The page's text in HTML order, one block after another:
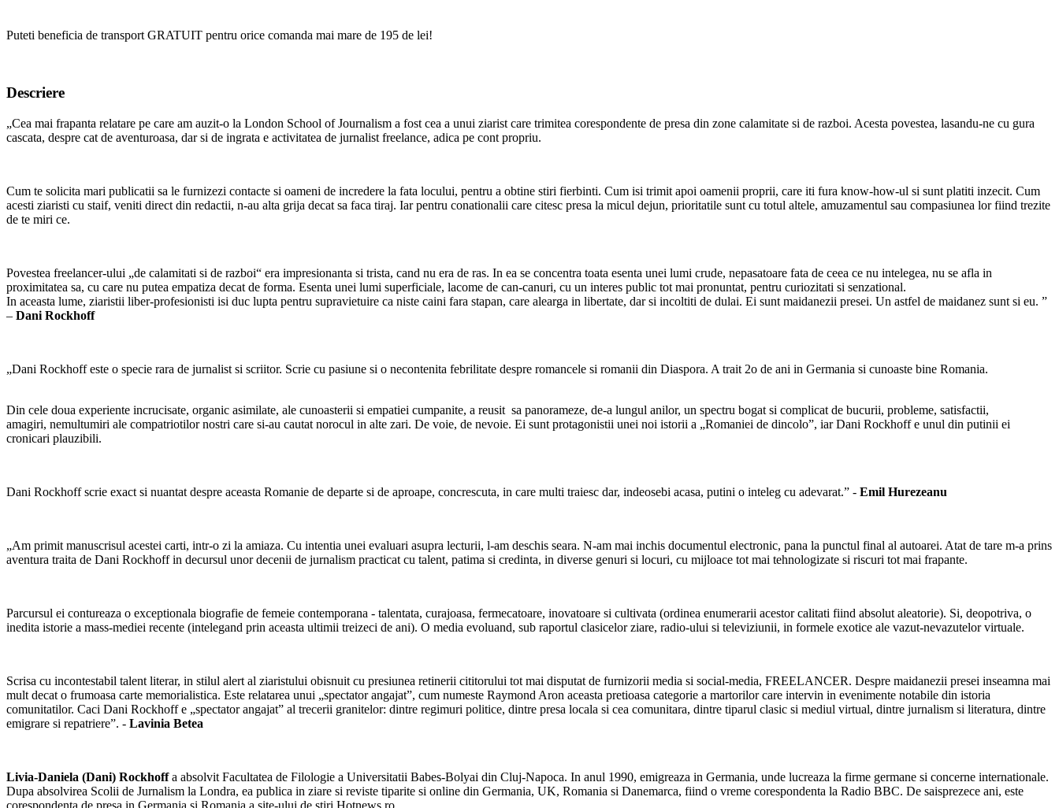
Puteti beneficia de transport GRATUIT pentru orice comanda mai mare de 195 de lei!
Descriere
„Cea mai frapanta relatare pe care am auzit-o la London School of Journalism a fost cea a unui ziarist care trimitea corespondente de presa din zone calamitate si de razboi. Acesta povestea, lasandu-ne cu gura
cascata, despre cat de aventuroasa, dar si de ingrata e activitatea de jurnalist freelance, adica pe cont propriu.
Cum te solicita mari publicatii sa le furnizezi contacte si oameni de incredere la fata locului, pentru a obtine stiri fierbinti. Cum isi trimit apoi oamenii proprii, care iti fura know-how-ul si sunt platiti inzecit. Cum
acesti ziaristi cu staif, veniti direct din redactii, n-au alta grija decat sa faca tiraj. Iar pentru conationalii care citesc presa la micul dejun, prioritatile sunt cu totul altele, amuzamentul sau compasiunea lor fiind trezite
de te miri ce.
Povestea freelancer-ului „de calamitati si de razboi“ era impresionanta si trista, cand nu era de ras. In ea se concentra toata esenta unei lumi crude, nepasatoare fata de ceea ce nu intelegea, nu se afla in
proximitatea sa, cu care nu putea empatiza decat de forma. Esenta unei lumi superficiale, lacome de can-canuri, cu un interes public tot mai pronuntat, pentru curiozitati si senzational.
In aceasta lume, ziaristii liber-profesionisti isi duc lupta pentru supravietuire ca niste caini fara stapan, care alearga in libertate, dar si incoltiti de dulai. Ei sunt maidanezii presei. Un astfel de maidanez sunt si eu. ”
– Dani Rockhoff
„Dani Rockhoff este o specie rara de jurnalist si scriitor. Scrie cu pasiune si o necontenita febrilitate despre romancele si romanii din Diaspora. A trait 2o de ani in Germania si cunoaste bine Romania.
Din cele doua experiente incrucisate, organic asimilate, ale cunoasterii si empatiei cumpanite, a reusit sa panorameze, de-a lungul anilor, un spectru bogat si complicat de bucurii, probleme, satisfactii,
amagiri, nemultumiri ale compatriotilor nostri care si-au cautat norocul in alte zari. De voie, de nevoie. Ei sunt protagonistii unei noi istorii a „Romaniei de dincolo”, iar Dani Rockhoff e unul din putinii ei
cronicari plauzibili.
Dani Rockhoff scrie exact si nuantat despre aceasta Romanie de departe si de aproape, concrescuta, in care multi traiesc dar, indeosebi acasa, putini o inteleg cu adevarat.” - Emil Hurezeanu
„Am primit manuscrisul acestei carti, intr-o zi la amiaza. Cu intentia unei evaluari asupra lecturii, l-am deschis seara. N-am mai inchis documentul electronic, pana la punctul final al autoarei. Atat de tare m-a prins
aventura traita de Dani Rockhoff in decursul unor decenii de jurnalism practicat cu talent, patima si credinta, in diverse genuri si locuri, cu mijloace tot mai tehnologizate si riscuri tot mai frapante.
Parcursul ei contureaza o exceptionala biografie de femeie contemporana - talentata, curajoasa, fermecatoare, inovatoare si cultivata (ordinea enumerarii acestor calitati fiind absolut aleatorie). Si, deopotriva, o
inedita istorie a mass-mediei recente (intelegand prin aceasta ultimii treizeci de ani). O media evoluand, sub raportul clasicelor ziare, radio-ului si televiziunii, in formele exotice ale vazut-nevazutelor virtuale.
Scrisa cu incontestabil talent literar, in stilul alert al ziaristului obisnuit cu presiunea retinerii cititorului tot mai disputat de furnizorii media si social-media, FREELANCER. Despre maidanezii presei inseamna mai
mult decat o frumoasa carte memorialistica. Este relatarea unui „spectator angajat”, cum numeste Raymond Aron aceasta pretioasa categorie a martorilor care intervin in evenimente notabile din istoria
comunitatilor. Caci Dani Rockhoff e „spectator angajat” al trecerii granitelor: dintre regimuri politice, dintre presa locala si cea comunitara, dintre tiparul clasic si mediul virtual, dintre jurnalism si literatura, dintre
emigrare si repatriere”. - Lavinia Betea
Livia-Daniela (Dani) Rockhoffa absolvit Facultatea de Filologie a Universitatii Babes-Bolyai din Cluj-Napoca. In anul 1990, emigreaza in Germania, unde lucreaza la firme germane si concerne internationale.
Dupa absolvirea Scolii de Jurnalism la Londra, ea publica in ziare si reviste tiparite si online din Germania, UK, Romania si Danemarca, fiind o vreme corespondenta la Radio BBC. De saisprezece ani, este
corespondenta de presa in Germania si Romania a site-ului de stiri Hotnews.ro.